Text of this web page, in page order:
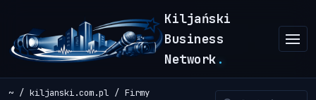
Kiljański
Business
Network .
~ kiljanski.com.pl
Firmy